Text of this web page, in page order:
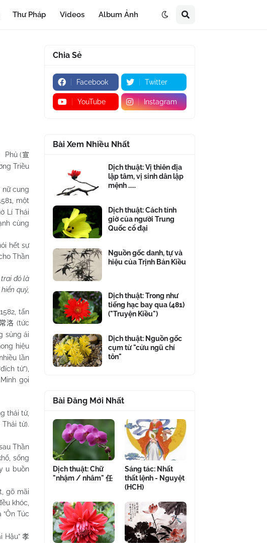
Thư Pháp Videos Album Ảnh
Phủ ( 宣
Triều
cung
một
Lí Thái
cùng
hết sự
Thần
trai đó là
quý,
tấn
洛 (tức
sủng ái
hiệu
lần
tử”),
gọi
thái tử,
Thái tử).
Thần
sống
u buồn
gõ mãi
khóc,
Túc
Hậu”孝
Chia Sẻ
Facebook Twitter
YouTube Instagram
Bài Xem Nhiều Nhất
Dịch thuật: Vị thiên địa
lập tâm, vị sinh dân lập
mệnh .....
Dịch thuật: Cách tính
giờ của người Trung
Quốc cổ đại
Nguồn gốc danh, tự và
hiệu của Trịnh Bản Kiều
Dịch thuật: Trong như
tiếng hạc bay qua (481)
("Truyện Kiều")
Dịch thuật: Nguồn gốc
cụm từ "cửu ngũ chí
tôn"
Bài Đăng Mới Nhất
Dịch thuật: Chữ
"nhậm / nhâm" 任
Sáng tác: Nhất
thất lệnh - Nguyệt
(HCH)